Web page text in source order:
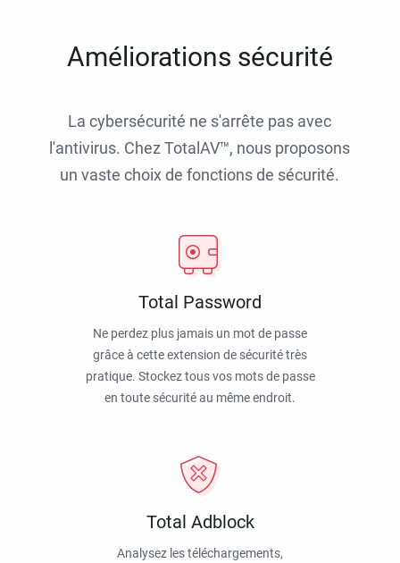
Améliorations sécurité
La cybersécurité ne s'arrête pas avec
l'antivirus. Chez TotalAV™, nous proposons
un vaste choix de fonctions de sécurité.
Total Password
Ne perdez plus jamais un mot de passe
grâce à cette extension de sécurité très
pratique. Stockez tous vos mots de passe
en toute sécurité au même endroit.
Total Adblock
Analysez les téléchargements,